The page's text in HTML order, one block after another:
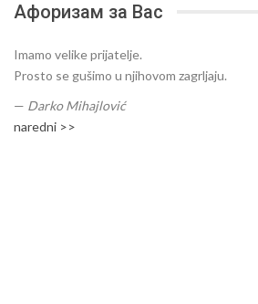
Афоризам за Вас
Imamo velike prijatelje.
Prosto se gušimo u njihovom zagrljaju.
— Darko Mihajlović
naredni >>